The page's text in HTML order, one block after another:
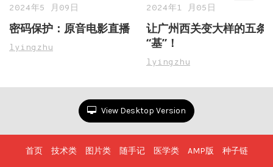
2024年5 月09日
密码保护：原音电影直播
lyingzhu
2024年1 月05日
让广州西关变大样的五条
“基”！
lyingzhu
View Desktop Version
首页 技术类 图片类 随手记 医学类 AMP版 种子链